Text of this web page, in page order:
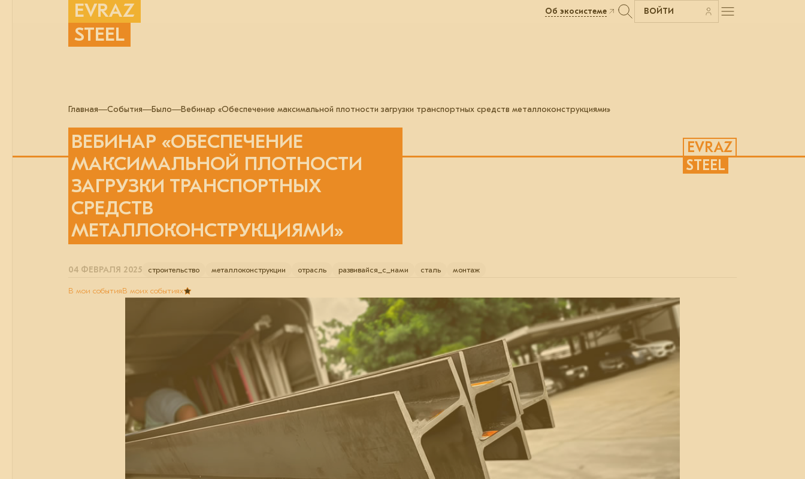
EVRAZ
STEEL
Об экосистеме ВОЙТИ
Главная События Было Вебинар «Обеспечение максимальной плотности загрузки транспортных средств металлоконструкциями»
EVRAZ
STEEL
ВЕБИНАР «ОБЕСПЕЧЕНИЕ
МАКСИМАЛЬНОЙ ПЛОТНОСТИ
ЗАГРУЗКИ ТРАНСПОРТНЫХ
СРЕДСТВ
МЕТАЛЛОКОНСТРУКЦИЯМИ»
04 ФЕВРАЛЯ 2025 строительство металлоконструкции отрасль развивайся_с_нами сталь монтаж
В мои событияВ моих событиях